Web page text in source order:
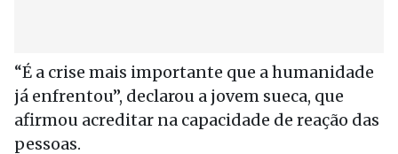
“É a crise mais importante que a humanidade
já enfrentou”, declarou a jovem sueca, que
afirmou acreditar na capacidade de reação das
pessoas.